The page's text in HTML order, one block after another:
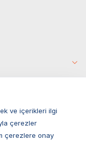
ve içerikleri ilgi
çerezler
çerezlere onay